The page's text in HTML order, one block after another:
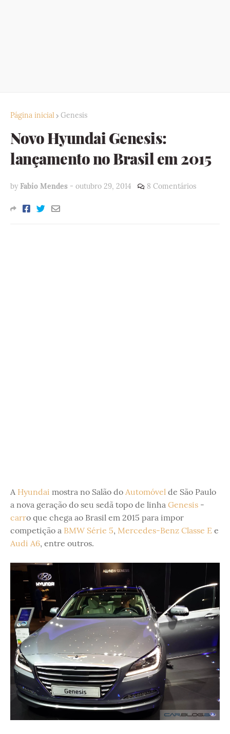
Página inicial Genesis
Novo Hyundai Genesis:
lançamento no Brasil em 2015
by Fabio Mendes - outubro 29, 2014 8 Comentários
A Hyundai mostra no Salão do Automóvel de São Paulo
a nova geração do seu sedã topo de linha Genesis -
carro que chega ao Brasil em 2015 para impor
competição a BMW Série 5, Mercedes-Benz Classe E e
Audi A6, entre outros.